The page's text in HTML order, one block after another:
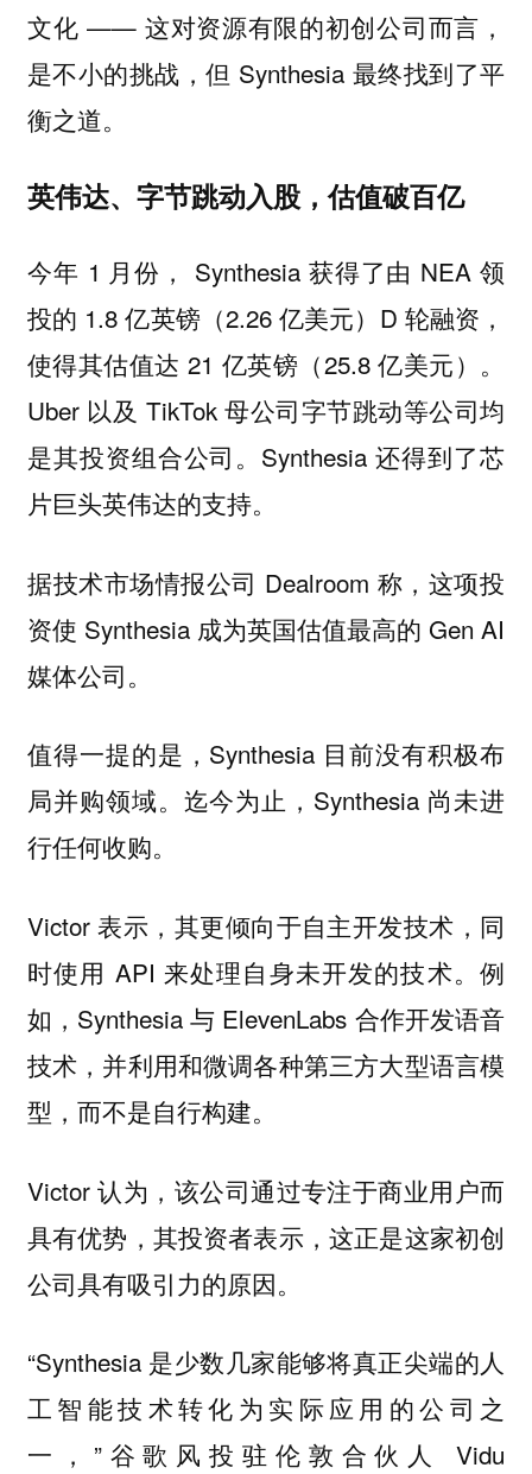
文化 —— 这对资源有限的初创公司而言，
是不小的挑战，但 Synthesia 最终找到了平
衡之道。
英伟达、字节跳动入股，估值破百亿
今年 1 月份， Synthesia 获得了由 NEA 领
投的 1.8 亿英镑（2.26 亿美元）D 轮融资，
使得其估值达 21 亿英镑（25.8 亿美元）。
Uber 以及 TikTok 母公司字节跳动等公司均
是其投资组合公司。Synthesia 还得到了芯
片巨头英伟达的支持。
据技术市场情报公司 Dealroom 称，这项投
资使 Synthesia 成为英国估值最高的 Gen AI
媒体公司。
值得一提的是，Synthesia 目前没有积极布
局并购领域。迄今为止，Synthesia 尚未进
行任何收购。
Victor 表示，其更倾向于自主开发技术，同
时使用 API 来处理自身未开发的技术。例
如，Synthesia 与 ElevenLabs 合作开发语音
技术，并利用和微调各种第三方大型语言模
型，而不是自行构建。
Victor 认为， 该公司通过专注于商业用户而
具有优势，其投资者表示，这正是这家初创
公司具有吸引力的原因。
“Synthesia 是少数几家能够将真正尖端的人
工智能技术转化为实际应用的公司之
一，”谷歌风投驻伦敦合伙人 Vidu